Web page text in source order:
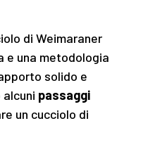
di Weimaraner
e una metodologia
solido e
passaggi
un cucciolo di